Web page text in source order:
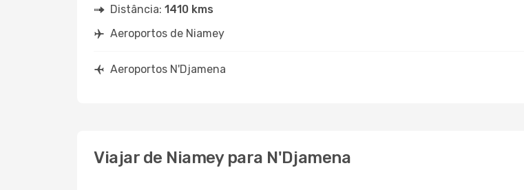
Distância: 1410 kms
Aeroportos de Niamey
Aeroportos N'Djamena
Viajar de Niamey para N'Djamena